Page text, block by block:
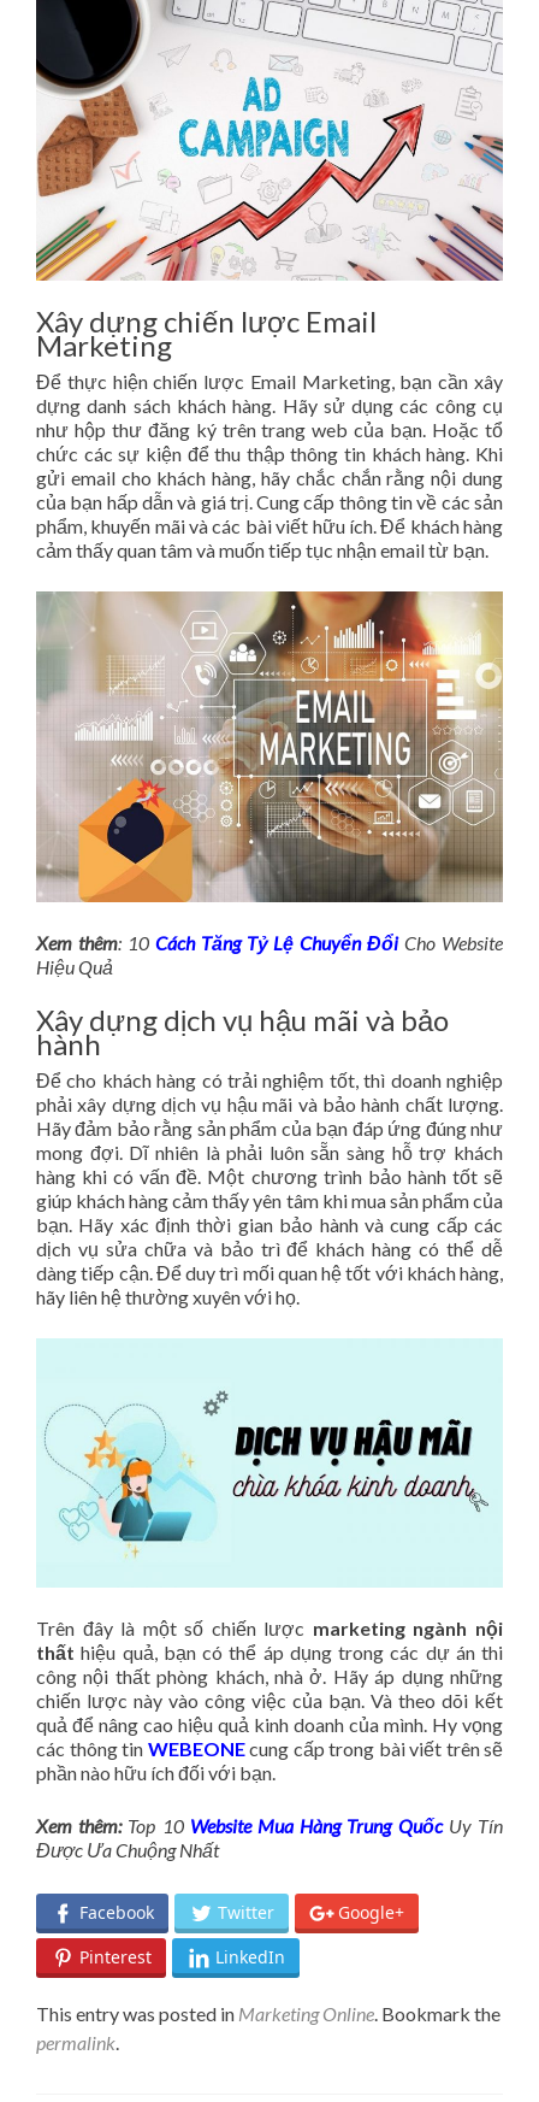
Xây dựng chiến lược Email
Marketing
Để thực hiện chiến lược Email Marketing, bạn cần xây
dựng danh sách khách hàng. Hãy sử dụng các công cụ
như hộp thư đăng ký trên trang web của bạn. Hoặc tổ
chức các sự kiện để thu thập thông tin khách hàng. Khi
gửi email cho khách hàng, hãy chắc chắn rằng nội dung
của bạn hấp dẫn và giá trị. Cung cấp thông tin về các sản
phẩm, khuyến mãi và các bài viết hữu ích. Để khách hàng
cảm thấy quan tâm và muốn tiếp tục nhận email từ bạn.
Xem thêm: 10 Cách Tăng Tỷ Lệ Chuyển Đổi Cho Website
Hiệu Quả
Xây dựng dịch vụ hậu mãi và bảo
hành
Để cho khách hàng có trải nghiệm tốt, thì doanh nghiệp
phải xây dựng dịch vụ hậu mãi và bảo hành chất lượng.
Hãy đảm bảo rằng sản phẩm của bạn đáp ứng đúng như
mong đợi. Dĩ nhiên là phải luôn sẵn sàng hỗ trợ khách
hàng khi có vấn đề. Một chương trình bảo hành tốt sẽ
giúp khách hàng cảm thấy yên tâm khi mua sản phẩm của
bạn. Hãy xác định thời gian bảo hành và cung cấp các
dịch vụ sửa chữa và bảo trì để khách hàng có thể dễ
dàng tiếp cận. Để duy trì mối quan hệ tốt với khách hàng,
hãy liên hệ thường xuyên với họ.
Trên đây là một số chiến lược marketing ngành nội
thất hiệu quả, bạn có thể áp dụng trong các dự án thi
công nội thất phòng khách, nhà ở. Hãy áp dụng những
chiến lược này vào công việc của bạn. Và theo dõi kết
quả để nâng cao hiệu quả kinh doanh của mình. Hy vọng
các thông tin WEBEONEcung cấp trong bài viết trên sẽ
phần nào hữu ích đối với bạn.
Xem thêm:Top 10 Website Mua Hàng Trung Quốc Uy Tín
Được Ưa Chuộng Nhất
Facebook Twitter
Google+
Pinterest
LinkedIn
This entry was posted in Marketing Online . Bookmark the
permalink